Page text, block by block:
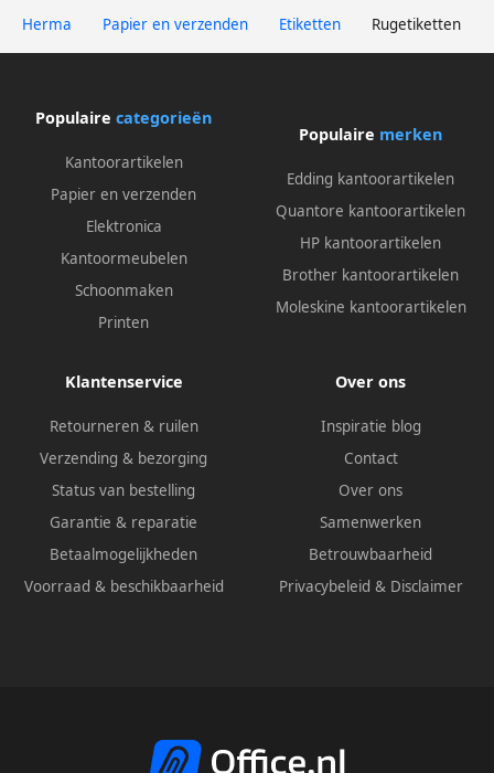
Herma Papier en verzenden Etiketten Rugetiketten
Populaire categorieën
Kantoorartikelen
Papier en verzenden
Elektronica
Kantoormeubelen
Schoonmaken
Printen
Populaire merken
Edding kantoorartikelen
Quantore kantoorartikelen
HP kantoorartikelen
Brother kantoorartikelen
Moleskine kantoorartikelen
Klantenservice
Retourneren & ruilen
Verzending & bezorging
Status van bestelling
Garantie & reparatie
Betaalmogelijkheden
Voorraad & beschikbaarheid
Over ons
Inspiratie blog
Contact
Over ons
Samenwerken
Betrouwbaarheid
Privacybeleid & Disclaimer